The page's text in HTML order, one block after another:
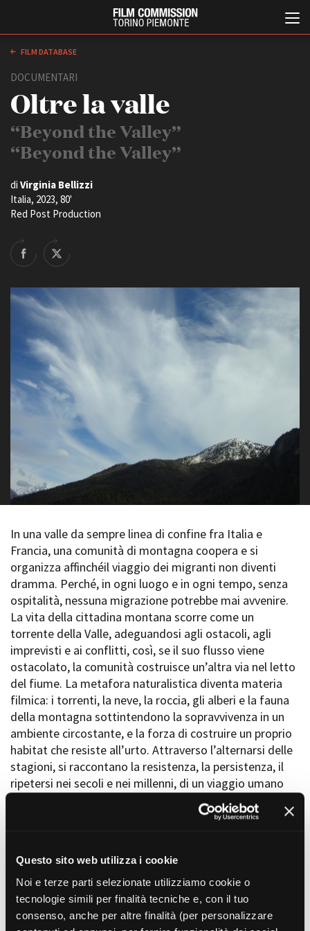
Questo sito web utilizza i cookie
Noi e terze parti selezionate utilizziamo cookie o
tecnologie simili per finalità tecniche e, con il tuo
consenso, anche per altre finalità (per personalizzare
Chi siamo
Storia della Fondazione
La sede
Partner
Rete regionale
Bilancio sociale
Amministrazione
trasparente
Bandi e gare
Sostenibilità ambientale
Servizi generali
Location scouting
Spazi nella sede FCTP
Sala Casting
FILM FUNDS
Piemonte Film Tv Fund
Piemonte Film Tv
Development Fund
Piemonte Doc Film Fund
Short Film Fund
PRODUCTION GUIDE
Società di produzione
Strutture di servizio
Professionisti
Attrici-Attori
Beginners
LOCATION GUIDE
NEWS
CASTING
Avenue Cove - Erasmus +
Guarda che storia!
La Grazia - Immagini e
location della Torino di Paolo
Sorrentino
Open Day
International Film Festival
Rotterdam
Berlinale Internationalen
Industry Days
Locarno Film Festival
Mostra Internazionale d’Arte
Cinematografica Venezia
Toronto International Film
Festival
Festa del Cinema di Roma
Torino Film Festival
David di Donatello
Nastri d’Argento
Premio Solinas
STRUMENTI
Location - Accedi al tuo
profilo
Location - Nuovo utente
Newsletter
Lavora con noi
Stage - Tirocini - Scuola e
per affidamento lavori in
economia
FILM DATABASE
DOCUMENTARI
Oltre la valle
“Beyond the Valley”
“Beyond the Valley”
di Virginia Bellizzi
Italia, 2023, 80'
Red Post Production
In una valle da sempre linea di confine fra Italia e
Francia, una comunità di montagna coopera e si
organizza affinchéil viaggio dei migranti non diventi
dramma. Perché, in ogni luogo e in ogni tempo, senza
ospitalità, nessuna migrazione potrebbe mai avvenire.
La vita della cittadina montana scorre come un
torrente della Valle, adeguandosi agli ostacoli, agli
imprevisti e ai conflitti, così, se il suo flusso viene
ostacolato, la comunità costruisce un’altra via nel letto
del fiume. La metafora naturalistica diventa materia
filmica: i torrenti, la neve, la roccia, gli alberi e la fauna
della montagna sottintendono la sopravvivenza in un
ambiente circostante, e la forza di costruire un proprio
habitat che resiste all’urto. Attraverso l’alternarsi delle
stagioni, si raccontano la resistenza, la persistenza, il
ripetersi nei secoli e nei millenni, di un viaggio umano
che come direzione ha la fiducia nella possibilità di una
Il nostro intento è quello di esplorare una parte
d’Italia che è da sempre terra di frontiera,
dove da sempre si intrecciano storie emblematiche e
traiettorie di speranza. Ci interessa raccontare il